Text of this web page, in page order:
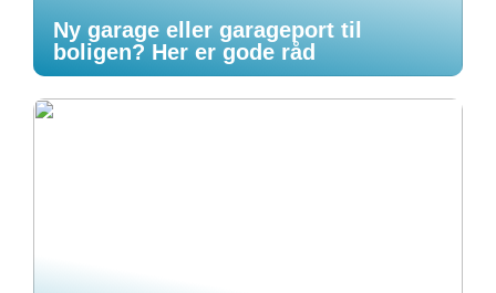
Ny garage eller garageport til
boligen? Her er gode råd